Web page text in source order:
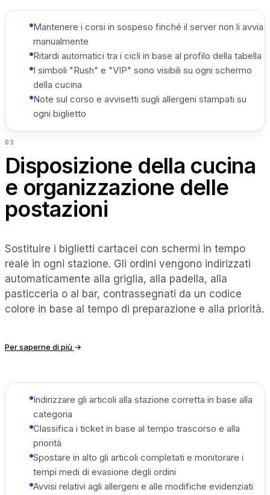
Mantenere i corsi in sospeso finché il server non li avvia
manualmente
Ritardi automatici tra i cicli in base al profilo della tabella
I simboli "Rush" e "VIP" sono visibili su ogni schermo
della cucina
Note sul corso e avvisetti sugli allergeni stampati su
ogni biglietto
03
Disposizione della cucina
e organizzazione delle
postazioni
Sostituire i biglietti cartacei con schermi in tempo
reale in ogni stazione. Gli ordini vengono indirizzati
automaticamente alla griglia, alla padella, alla
pasticceria o al bar, contrassegnati da un codice
colore in base al tempo di preparazione e alla priorità.
Per saperne di più →
Indirizzare gli articoli alla stazione corretta in base alla
categoria
Classifica i ticket in base al tempo trascorso e alla
priorità
Spostare in alto gli articoli completati e monitorare i
tempi medi di evasione degli ordini
Avvisi relativi agli allergeni e alle modifiche evidenziati